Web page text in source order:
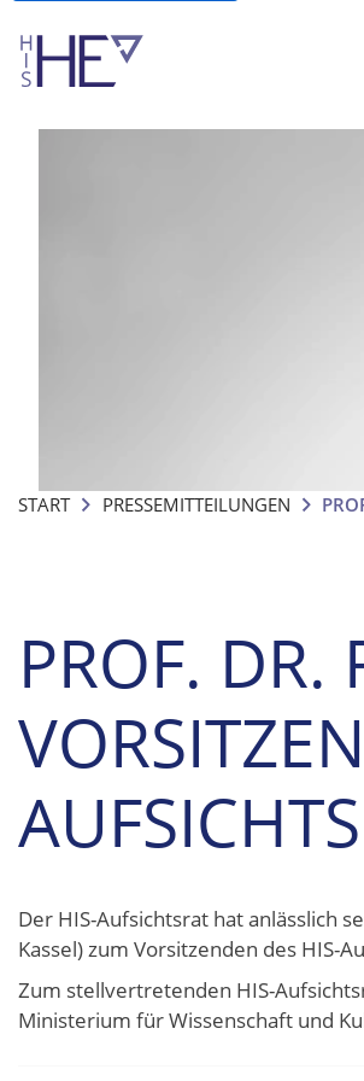
START PRESSEMITTEILUNGEN
PROF. DR.
Der HIS-Aufsichtsrat hat anlässlich
Kassel) zum Vorsitzenden des HIS-
Zum stellvertretenden HIS-
Ministerium für Wissenschaft und